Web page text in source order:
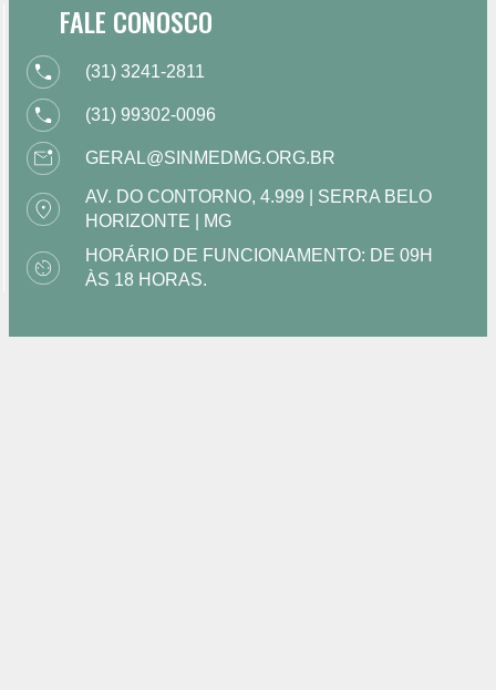
FALE CONOSCO
(31) 3241-2811
(31) 99302-0096
GERAL@SINMEDMG.ORG.BR
AV. DO CONTORNO, 4.999 | SERRA BELO
HORIZONTE | MG
HORÁRIO DE FUNCIONAMENTO: DE 09H
ÀS 18 HORAS.